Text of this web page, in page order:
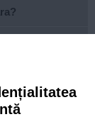
scoasă la
Lugojului.